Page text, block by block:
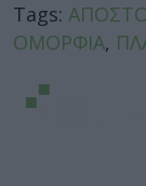
Tags:
ΟΜΟΡΦΙΑ,